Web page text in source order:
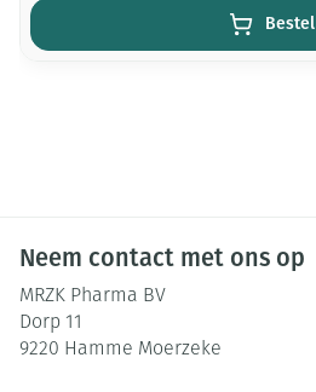
Bestel
Neem contact met ons op
MRZK Pharma BV
Dorp 11
9220 Hamme Moerzeke